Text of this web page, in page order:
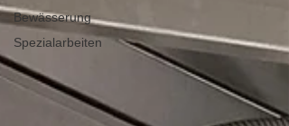
Bewässerung
Spezialarbeiten